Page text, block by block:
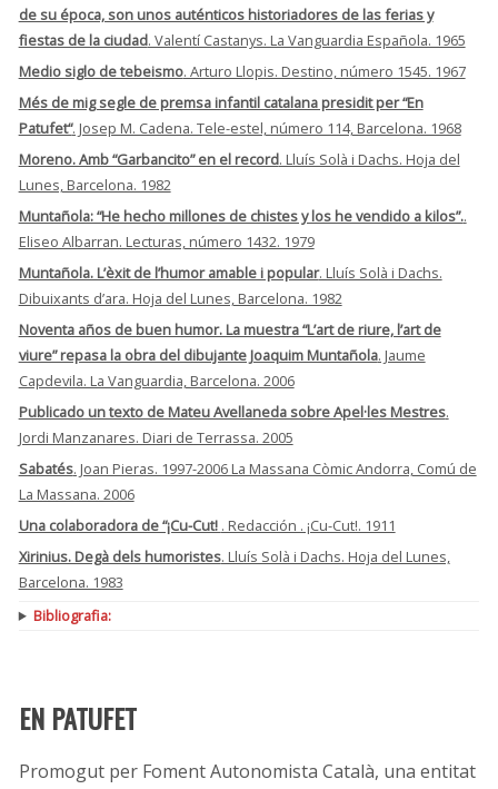
de su época, son unos auténticos historiadores de las ferias y
fiestas de la ciudad. Valentí Castanys. La Vanguardia Española. 1965
Medio siglo de tebeismo. Arturo Llopis. Destino, número 1545. 1967
Més de mig segle de premsa infantil catalana presidit per “En
Patufet“. Josep M. Cadena. Tele-estel, número 114, Barcelona. 1968
Moreno. Amb “Garbancito” en el record. Lluís Solà i Dachs. Hoja del
Lunes, Barcelona. 1982
Muntañola: “He hecho millones de chistes y los he vendido a kilos”..
Eliseo Albarran. Lecturas, número 1432. 1979
Muntañola. L’èxit de l’humor amable i popular. Lluís Solà i Dachs.
Dibuixants d’ara. Hoja del Lunes, Barcelona. 1982
Noventa años de buen humor. La muestra “L’art de riure, l’art de
viure” repasa la obra del dibujante Joaquim Muntañola. Jaume
Capdevila. La Vanguardia, Barcelona. 2006
Publicado un texto de Mateu Avellaneda sobre Apel·les Mestres.
Jordi Manzanares. Diari de Terrassa. 2005
Sabatés. Joan Pieras. 1997-2006 La Massana Còmic Andorra, Comú de
La Massana. 2006
Una colaboradora de “¡Cu-Cut! . Redacción . ¡Cu-Cut!. 1911
Xirinius. Degà dels humoristes. Lluís Solà i Dachs. Hoja del Lunes,
Barcelona. 1983
Bibliografia:
EN PATUFET
Promogut per Foment Autonomista Català, una entitat